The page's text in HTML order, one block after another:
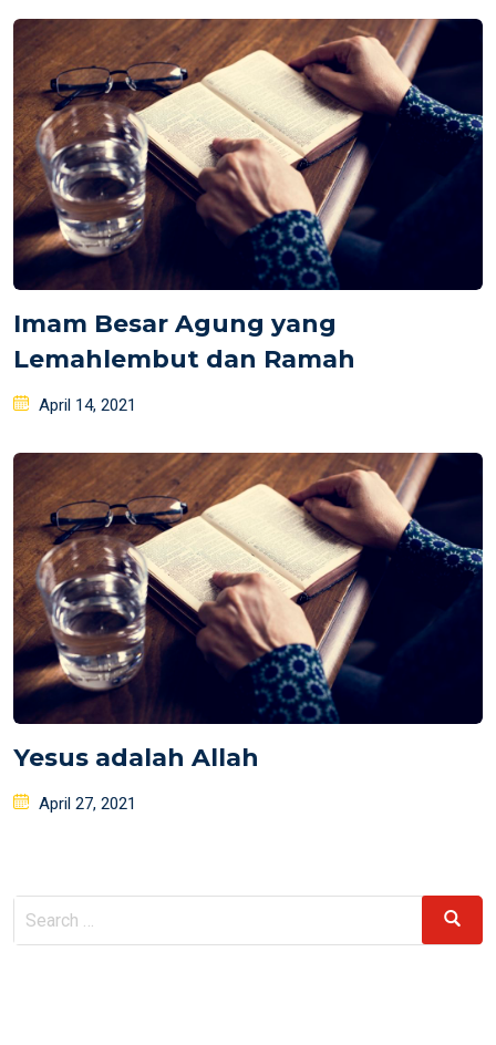
Imam Besar Agung yang
Lemahlembut dan Ramah
Posted
April 14, 2021
Yesus adalah Allah
Posted
April 27, 2021
Search
Search